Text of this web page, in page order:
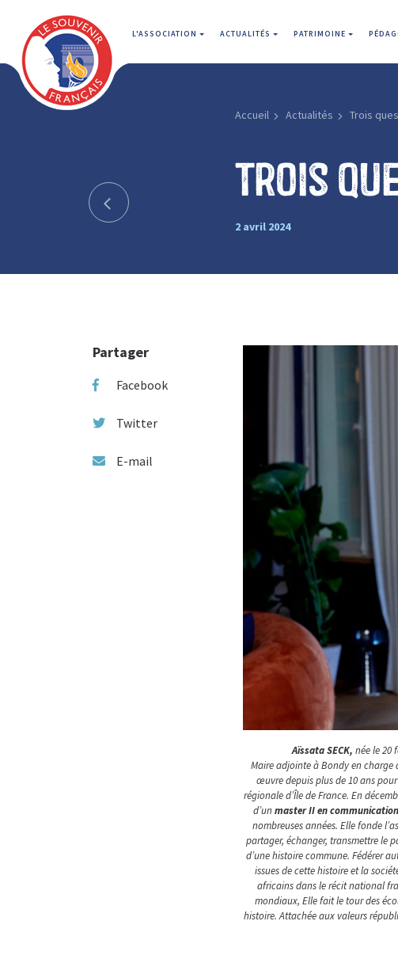
L'ASSOCIATION ACTUALITÉS PATRIMOINE
Accueil Actualités Trois
Trois
2 avril 2024
Partager
Facebook
Twitter
E-mail
Aïssata SECK, née le 20
Maire adjointe à Bondy en charge
œuvre depuis plus de 10 ans
régionale d’Île de France. En
d’un master II en
nombreuses années. Elle fonde
partager, échanger, transmettre le
d’une histoire commune. Fédérer
issues de cette histoire et la
africains dans le récit national
mondiaux, Elle fait le tour des
histoire. Attachée aux valeurs